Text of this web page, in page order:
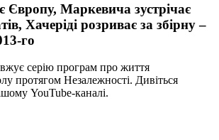
Європу, Маркевича зустрічає
Хачеріді розриває за збірну –
го
серію програм про життя
протягом Незалежності. Дивіться
YouTube-каналі.